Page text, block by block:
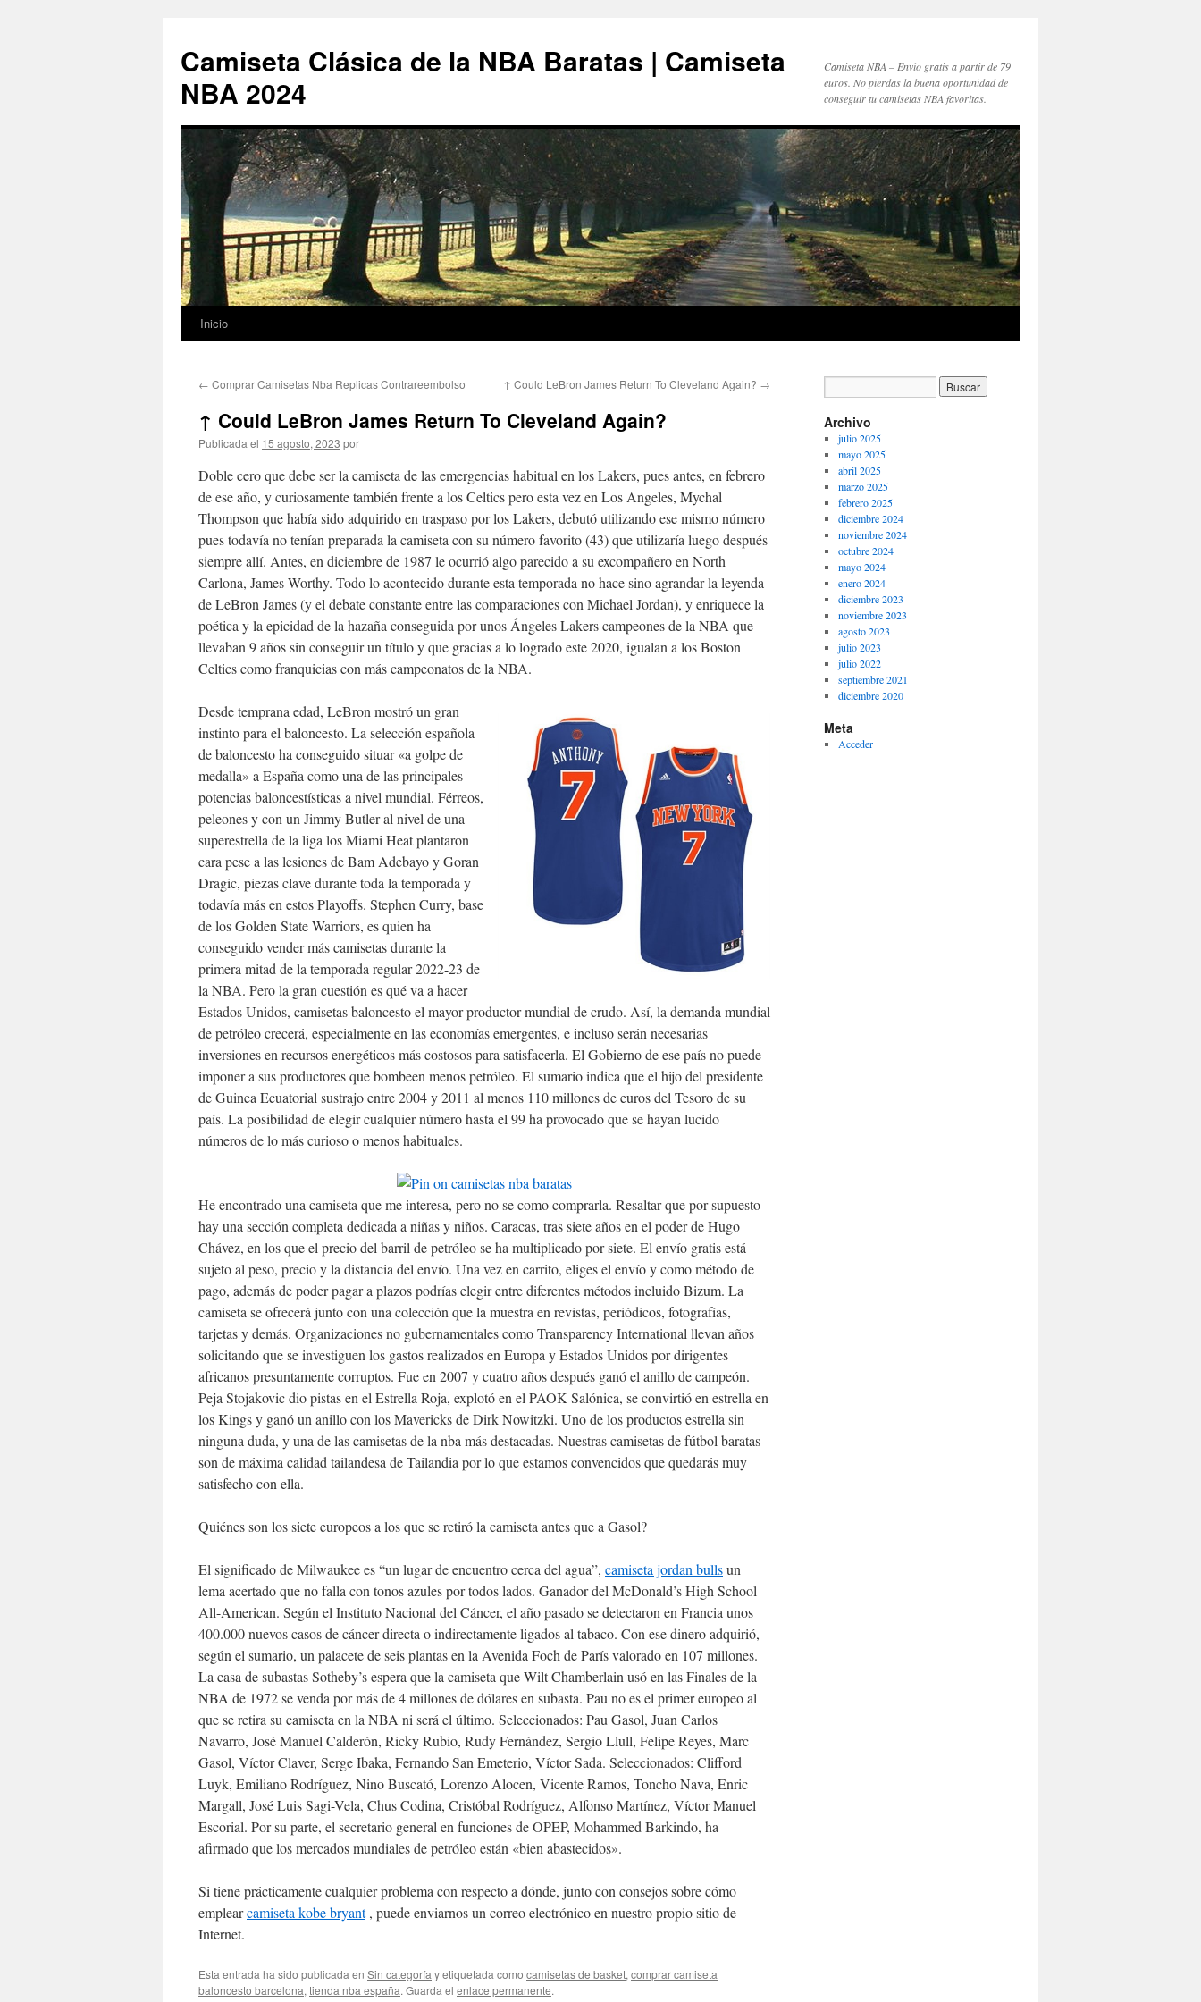
Camiseta Clásica de la NBA Baratas | Camiseta
NBA 2024
Camiseta NBA – Envío gratis a partir de 79
euros. No pierdas la buena oportunidad de
conseguir tu camisetas NBA favoritas.
Saltar
contenido
Inicio
← Comprar Camisetas Nba Replicas Contrareembolso ↑ Could LeBron James Return To Cleveland Again? →
↑ Could LeBron James Return To Cleveland Again?
Publicada el 15 agosto, 2023 por
Doble cero que debe ser la camiseta de las emergencias habitual en los Lakers, pues antes, en febrero
de ese año, y curiosamente también frente a los Celtics pero esta vez en Los Angeles, Mychal
Thompson que había sido adquirido en traspaso por los Lakers, debutó utilizando ese mismo número
pues todavía no tenían preparada la camiseta con su número favorito (43) que utilizaría luego después
siempre allí. Antes, en diciembre de 1987 le ocurrió algo parecido a su excompañero en North
Carlona, James Worthy. Todo lo acontecido durante esta temporada no hace sino agrandar la leyenda
de LeBron James (y el debate constante entre las comparaciones con Michael Jordan), y enriquece la
poética y la epicidad de la hazaña conseguida por unos Ángeles Lakers campeones de la NBA que
llevaban 9 años sin conseguir un título y que gracias a lo logrado este 2020, igualan a los Boston
Celtics como franquicias con más campeonatos de la NBA.
Desde temprana edad, LeBron mostró un gran
instinto para el baloncesto. La selección española
de baloncesto ha conseguido situar «a golpe de
medalla» a España como una de las principales
potencias baloncestísticas a nivel mundial. Férreos,
peleones y con un Jimmy Butler al nivel de una
superestrella de la liga los Miami Heat plantaron
cara pese a las lesiones de Bam Adebayo y Goran
Dragic, piezas clave durante toda la temporada y
todavía más en estos Playoffs. Stephen Curry, base
de los Golden State Warriors, es quien ha
conseguido vender más camisetas durante la
primera mitad de la temporada regular 2022-23 de
la NBA. Pero la gran cuestión es qué va a hacer
Estados Unidos, camisetas baloncesto el mayor productor mundial de crudo. Así, la demanda mundial
de petróleo crecerá, especialmente en las economías emergentes, e incluso serán necesarias
inversiones en recursos energéticos más costosos para satisfacerla. El Gobierno de ese país no puede
imponer a sus productores que bombeen menos petróleo. El sumario indica que el hijo del presidente
de Guinea Ecuatorial sustrajo entre 2004 y 2011 al menos 110 millones de euros del Tesoro de su
país. La posibilidad de elegir cualquier número hasta el 99 ha provocado que se hayan lucido
números de lo más curioso o menos habituales.
He encontrado una camiseta que me interesa, pero no se como comprarla. Resaltar que por supuesto
hay una sección completa dedicada a niñas y niños. Caracas, tras siete años en el poder de Hugo
Chávez, en los que el precio del barril de petróleo se ha multiplicado por siete. El envío gratis está
sujeto al peso, precio y la distancia del envío. Una vez en carrito, eliges el envío y como método de
pago, además de poder pagar a plazos podrías elegir entre diferentes métodos incluido Bizum. La
camiseta se ofrecerá junto con una colección que la muestra en revistas, periódicos, fotografías,
tarjetas y demás. Organizaciones no gubernamentales como Transparency International llevan años
solicitando que se investiguen los gastos realizados en Europa y Estados Unidos por dirigentes
africanos presuntamente corruptos. Fue en 2007 y cuatro años después ganó el anillo de campeón.
Peja Stojakovic dio pistas en el Estrella Roja, explotó en el PAOK Salónica, se convirtió en estrella en
los Kings y ganó un anillo con los Mavericks de Dirk Nowitzki. Uno de los productos estrella sin
ninguna duda, y una de las camisetas de la nba más destacadas. Nuestras camisetas de fútbol baratas
son de máxima calidad tailandesa de Tailandia por lo que estamos convencidos que quedarás muy
satisfecho con ella.
Quiénes son los siete europeos a los que se retiró la camiseta antes que a Gasol?
El significado de Milwaukee es “un lugar de encuentro cerca del agua”, camiseta jordan bullsun
lema acertado que no falla con tonos azules por todos lados. Ganador del McDonald’s High School
All-American. Según el Instituto Nacional del Cáncer, el año pasado se detectaron en Francia unos
400.000 nuevos casos de cáncer directa o indirectamente ligados al tabaco. Con ese dinero adquirió,
según el sumario, un palacete de seis plantas en la Avenida Foch de París valorado en 107 millones.
La casa de subastas Sotheby’s espera que la camiseta que Wilt Chamberlain usó en las Finales de la
NBA de 1972 se venda por más de 4 millones de dólares en subasta. Pau no es el primer europeo al
que se retira su camiseta en la NBA ni será el último. Seleccionados: Pau Gasol, Juan Carlos
Navarro, José Manuel Calderón, Ricky Rubio, Rudy Fernández, Sergio Llull, Felipe Reyes, Marc
Gasol, Víctor Claver, Serge Ibaka, Fernando San Emeterio, Víctor Sada. Seleccionados: Clifford
Luyk, Emiliano Rodríguez, Nino Buscató, Lorenzo Alocen, Vicente Ramos, Toncho Nava, Enric
Margall, José Luis Sagi-Vela, Chus Codina, Cristóbal Rodríguez, Alfonso Martínez, Víctor Manuel
Escorial. Por su parte, el secretario general en funciones de OPEP, Mohammed Barkindo, ha
afirmado que los mercados mundiales de petróleo están «bien abastecidos».
Si tiene prácticamente cualquier problema con respecto a dónde, junto con consejos sobre cómo
emplearcamiseta kobe bryant, puede enviarnos un correo electrónico en nuestro propio sitio de
Internet.
Esta entrada ha sido publicada en Sin categoría y etiquetada como camisetas de basket, comprar camiseta
baloncesto barcelona, tienda nba españa. Guarda el enlace permanente.
Archivo
julio 2025
mayo 2025
abril 2025
marzo 2025
febrero 2025
diciembre 2024
noviembre 2024
octubre 2024
mayo 2024
enero 2024
diciembre 2023
noviembre 2023
agosto 2023
julio 2023
julio 2022
septiembre 2021
diciembre 2020
Meta
Acceder